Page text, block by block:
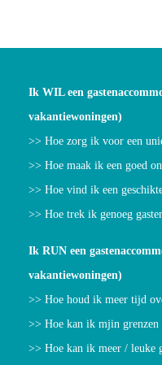
Ik WIL een
vakantiewoningen)
>> Hoe zorg ik voor een
>> Hoe maak ik een goed
>> Hoe vind ik een
>> Hoe trek ik genoeg
Ik RUN een
vakantiewoningen)
>> Hoe houd ik meer tijd
>> Hoe kan ik mjin grenzen
>> Hoe kan ik meer / leuke